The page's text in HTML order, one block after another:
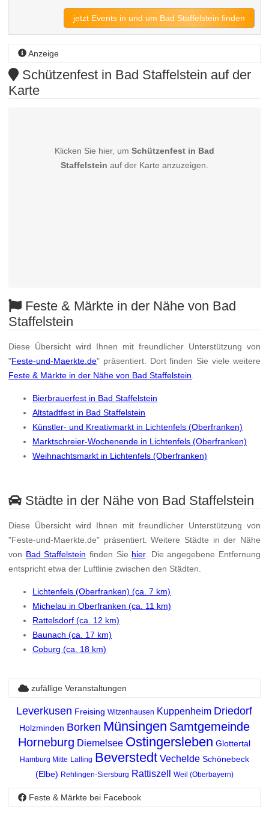
jetzt Events in und um Bad Staffelstein finden
Anzeige
Schützenfest in Bad Staffelstein auf der
Karte
Klicken Sie hier, um Schützenfest in Bad
Staffelstein auf der Karte anzuzeigen.
Feste & Märkte in der Nähe von Bad
Staffelstein
Diese Übersicht wird Ihnen mit freundlicher Unterstützung von
"Feste-und-Maerkte.de" präsentiert. Dort finden Sie viele weitere
Feste & Märkte in der Nähe von Bad Staffelstein
Bierbrauerfest in Bad Staffelstein
Altstadtfest in Bad Staffelstein
Künstler- und Kreativmarkt in Lichtenfels (Oberfranken)
Marktschreier-Wochenende in Lichtenfels (Oberfranken)
Weihnachtsmarkt in Lichtenfels (Oberfranken)
Städte in der Nähe von Bad Staffelstein
Diese Übersicht wird Ihnen mit freundlicher Unterstützung von
"Feste-und-Maerkte.de" präsentiert. Weitere Städte in der Nähe
von Bad Staffelstein finden Sie hier. Die angegebene Entfernung
entspricht etwa der Luftlinie zwischen den Städten.
Lichtenfels (Oberfranken) (ca. 7 km)
Michelau in Oberfranken (ca. 11 km)
Rattelsdorf (ca. 12 km)
Baunach (ca. 17 km)
Coburg (ca. 18 km)
zufällige Veranstaltungen
Leverkusen Freising Witzenhausen Kuppenheim Driedorf
Holzminden Borken Münsingen Samtgemeinde
Horneburg Diemelsee Ostingersleben Glottertal
Hamburg Mitte Lalling Beverstedt Vechelde Schönebeck
(Elbe) Rehlingen-Siersburg Rattiszell Weil (Oberbayern)
Feste & Märkte bei Facebook